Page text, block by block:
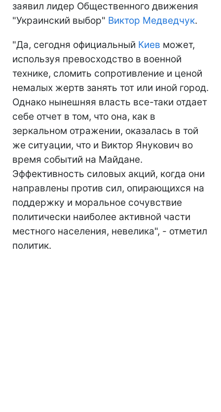
заявил лидер Общественного движения
"Украинский выбор" Виктор Медведчук.
"Да, сегодня официальный Киев может,
используя превосходство в военной
технике, сломить сопротивление и ценой
немалых жертв занять тот или иной город.
Однако нынешняя власть все-таки отдает
себе отчет в том, что она, как в
зеркальном отражении, оказалась в той
же ситуации, что и Виктор Янукович во
время событий на Майдане.
Эффективность силовых акций, когда они
направлены против сил, опирающихся на
поддержку и моральное сочувствие
политически наиболее активной части
местного населения, невелика", - отметил
политик.